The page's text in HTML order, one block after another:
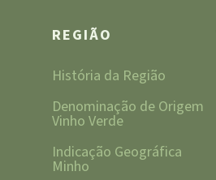
REGIÃO
História da Região
Denominação de Origem
Vinho Verde
Indicação Geográfica
Minho